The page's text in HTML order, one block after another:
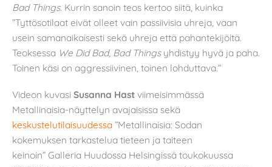
Bad Things. Kurrin sanoin teos kertoo siitä, kuinka
”Tyttösotilaat eivät olleet vain passiivisia uhreja, vaan
usein samanaikaisesti sekä uhreja että pahantekijöitä.
Teoksessa We Did Bad, Bad Thingsyhdistyy hyvä ja paha.
Toinen käsi on aggressiivinen, toinen lohduttava.”
Videon kuvasi Susanna Hast viimeisimmässä
Metallinaisia-näyttelyn avajaisissa sekä
keskustelutilaisuudessa ”Metallinaisia: Sodan
kokemuksen tarkastelua tieteen ja taiteen
keinoin” Galleria Huudossa Helsingissä toukokuussa